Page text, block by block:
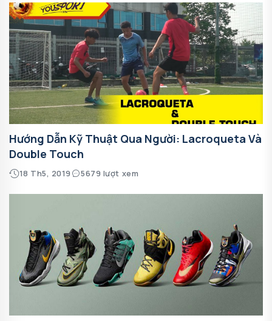
Hướng Dẫn Kỹ Thuật Qua Người: Lacroqueta Và
Double Touch
18 Th5, 2019 5679 lượt xem